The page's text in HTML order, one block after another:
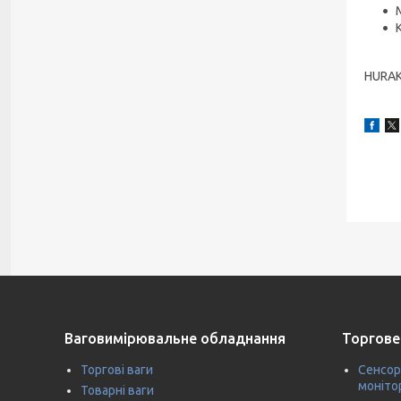
Ваговимірювальне обладнання
Торгові ваги
Товарні ваги